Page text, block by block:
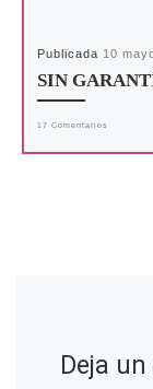
Publicada 10
SIN
17 Comentarios
Deja